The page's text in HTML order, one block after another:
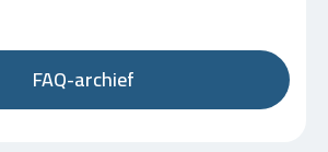
FAQ-archief